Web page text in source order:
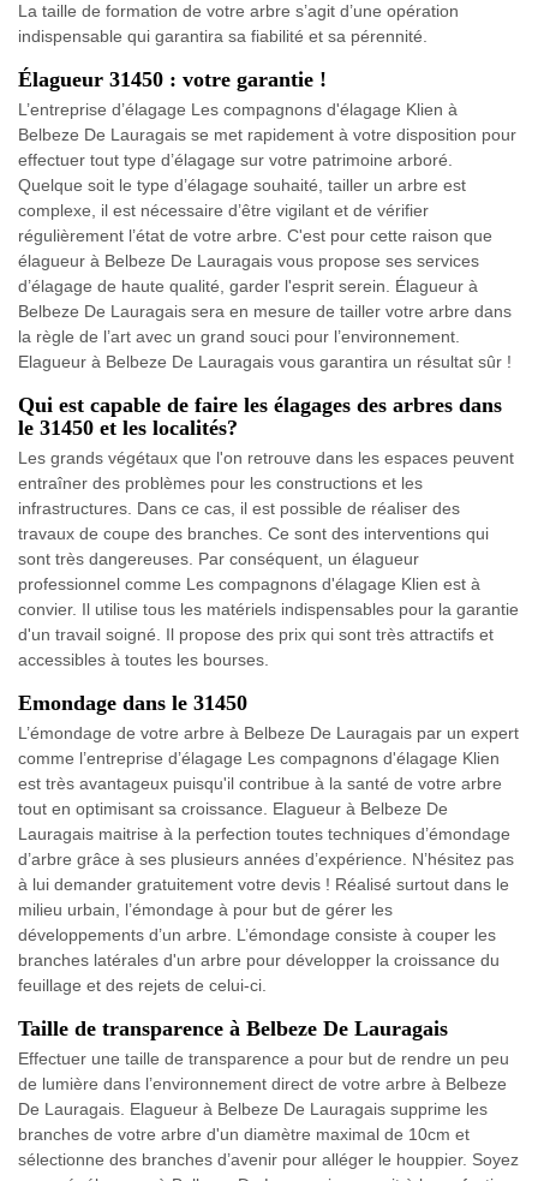
La taille de formation de votre arbre s’agit d’une opération
indispensable qui garantira sa fiabilité et sa pérennité.
Élagueur 31450 : votre garantie !
L’entreprise d’élagage Les compagnons d'élagage Klien à
Belbeze De Lauragais se met rapidement à votre disposition pour
effectuer tout type d’élagage sur votre patrimoine arboré.
Quelque soit le type d’élagage souhaité, tailler un arbre est
complexe, il est nécessaire d’être vigilant et de vérifier
régulièrement l’état de votre arbre. C'est pour cette raison que
élagueur à Belbeze De Lauragais vous propose ses services
d’élagage de haute qualité, garder l'esprit serein. Élagueur à
Belbeze De Lauragais sera en mesure de tailler votre arbre dans
la règle de l’art avec un grand souci pour l’environnement.
Elagueur à Belbeze De Lauragais vous garantira un résultat sûr !
Qui est capable de faire les élagages des arbres dans
le 31450 et les localités?
Les grands végétaux que l'on retrouve dans les espaces peuvent
entraîner des problèmes pour les constructions et les
infrastructures. Dans ce cas, il est possible de réaliser des
travaux de coupe des branches. Ce sont des interventions qui
sont très dangereuses. Par conséquent, un élagueur
professionnel comme Les compagnons d'élagage Klien est à
convier. Il utilise tous les matériels indispensables pour la garantie
d'un travail soigné. Il propose des prix qui sont très attractifs et
accessibles à toutes les bourses.
Emondage dans le 31450
L’émondage de votre arbre à Belbeze De Lauragais par un expert
comme l’entreprise d’élagage Les compagnons d'élagage Klien
est très avantageux puisqu'il contribue à la santé de votre arbre
tout en optimisant sa croissance. Elagueur à Belbeze De
Lauragais maitrise à la perfection toutes techniques d’émondage
d’arbre grâce à ses plusieurs années d’expérience. N’hésitez pas
à lui demander gratuitement votre devis ! Réalisé surtout dans le
milieu urbain, l’émondage à pour but de gérer les
développements d’un arbre. L’émondage consiste à couper les
branches latérales d'un arbre pour développer la croissance du
feuillage et des rejets de celui-ci.
Taille de transparence à Belbeze De Lauragais
Effectuer une taille de transparence a pour but de rendre un peu
de lumière dans l’environnement direct de votre arbre à Belbeze
De Lauragais. Elagueur à Belbeze De Lauragais supprime les
branches de votre arbre d'un diamètre maximal de 10cm et
sélectionne des branches d’avenir pour alléger le houppier. Soyez